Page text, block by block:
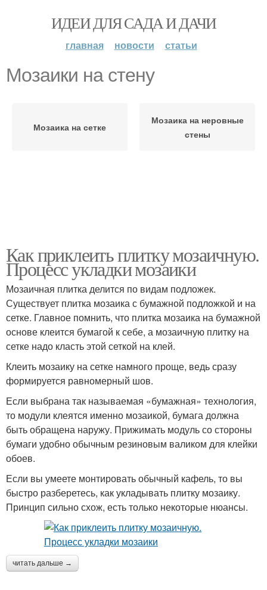
ИДЕИ ДЛЯ САДА И ДАЧИ
главная новости статьи
Мозаики на стену
Мозаика на сетке
Мозаика на неровные
стены
Как приклеить плитку мозаичную.
Процесс укладки мозаики
Мозаичная плитка делится по видам подложек.
Существует плитка мозаика с бумажной подложкой и на
сетке. Главное помнить, что плитка мозаика на бумажной
основе клеится бумагой к себе, а мозаичную плитку на
сетке надо класть этой сеткой на клей.
Клеить мозаику на сетке намного проще, ведь сразу
формируется равномерный шов.
Если выбрана так называемая «бумажная» технология,
то модули клеятся именно мозаикой, бумага должна
быть обращена наружу. Прижимать модуль со стороны
бумаги удобно обычным резиновым валиком для клейки
обоев.
Если вы умеете монтировать обычный кафель, то вы
быстро разберетесь, как укладывать плитку мозаику.
Принцип сильно схож, есть только некоторые нюансы.
читать дальше →